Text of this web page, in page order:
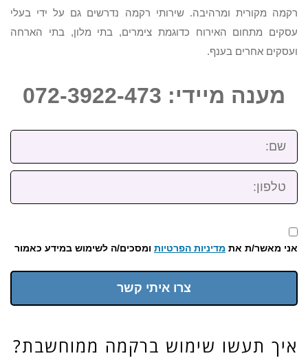
רקמה מקורית ומרהיבה. שירותי רקמה נדרשים גם על ידי בעלי
עסקים מתחום האירוח כדוגמת צימרים, בתי מלון, בתי הארחה
ועסקים אחרים בענף.
מענה מיידי: 072-3922-473
שם:
טלפון:
אני מאשר/ת את מדיניות הפרטיות ומסכים/ה לשימוש במידע כאמור
צרו איתי קשר
איך תעשו שימוש ברקמה ממוחשבת?